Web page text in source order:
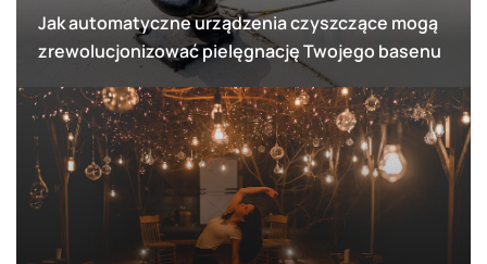
Jak automatyczne urządzenia czyszczące mogą
zrewolucjonizować pielęgnację Twojego basenu